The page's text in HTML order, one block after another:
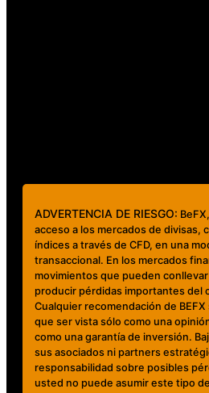
ADVERTENCIA DE RIESGO:
acceso a los mercados de divisas,
índices a través de CFD, en una
transaccional. En los mercados
movimientos que pueden
producir pérdidas importantes del
Cualquier recomendación de
que ser vista sólo como una
como una garantía de inversión.
sus asociados ni partners
responsabilidad sobre posibles
usted no puede asumir este tipo